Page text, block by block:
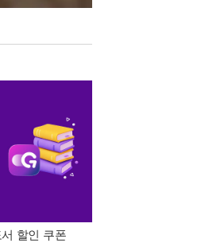
할인 쿠폰